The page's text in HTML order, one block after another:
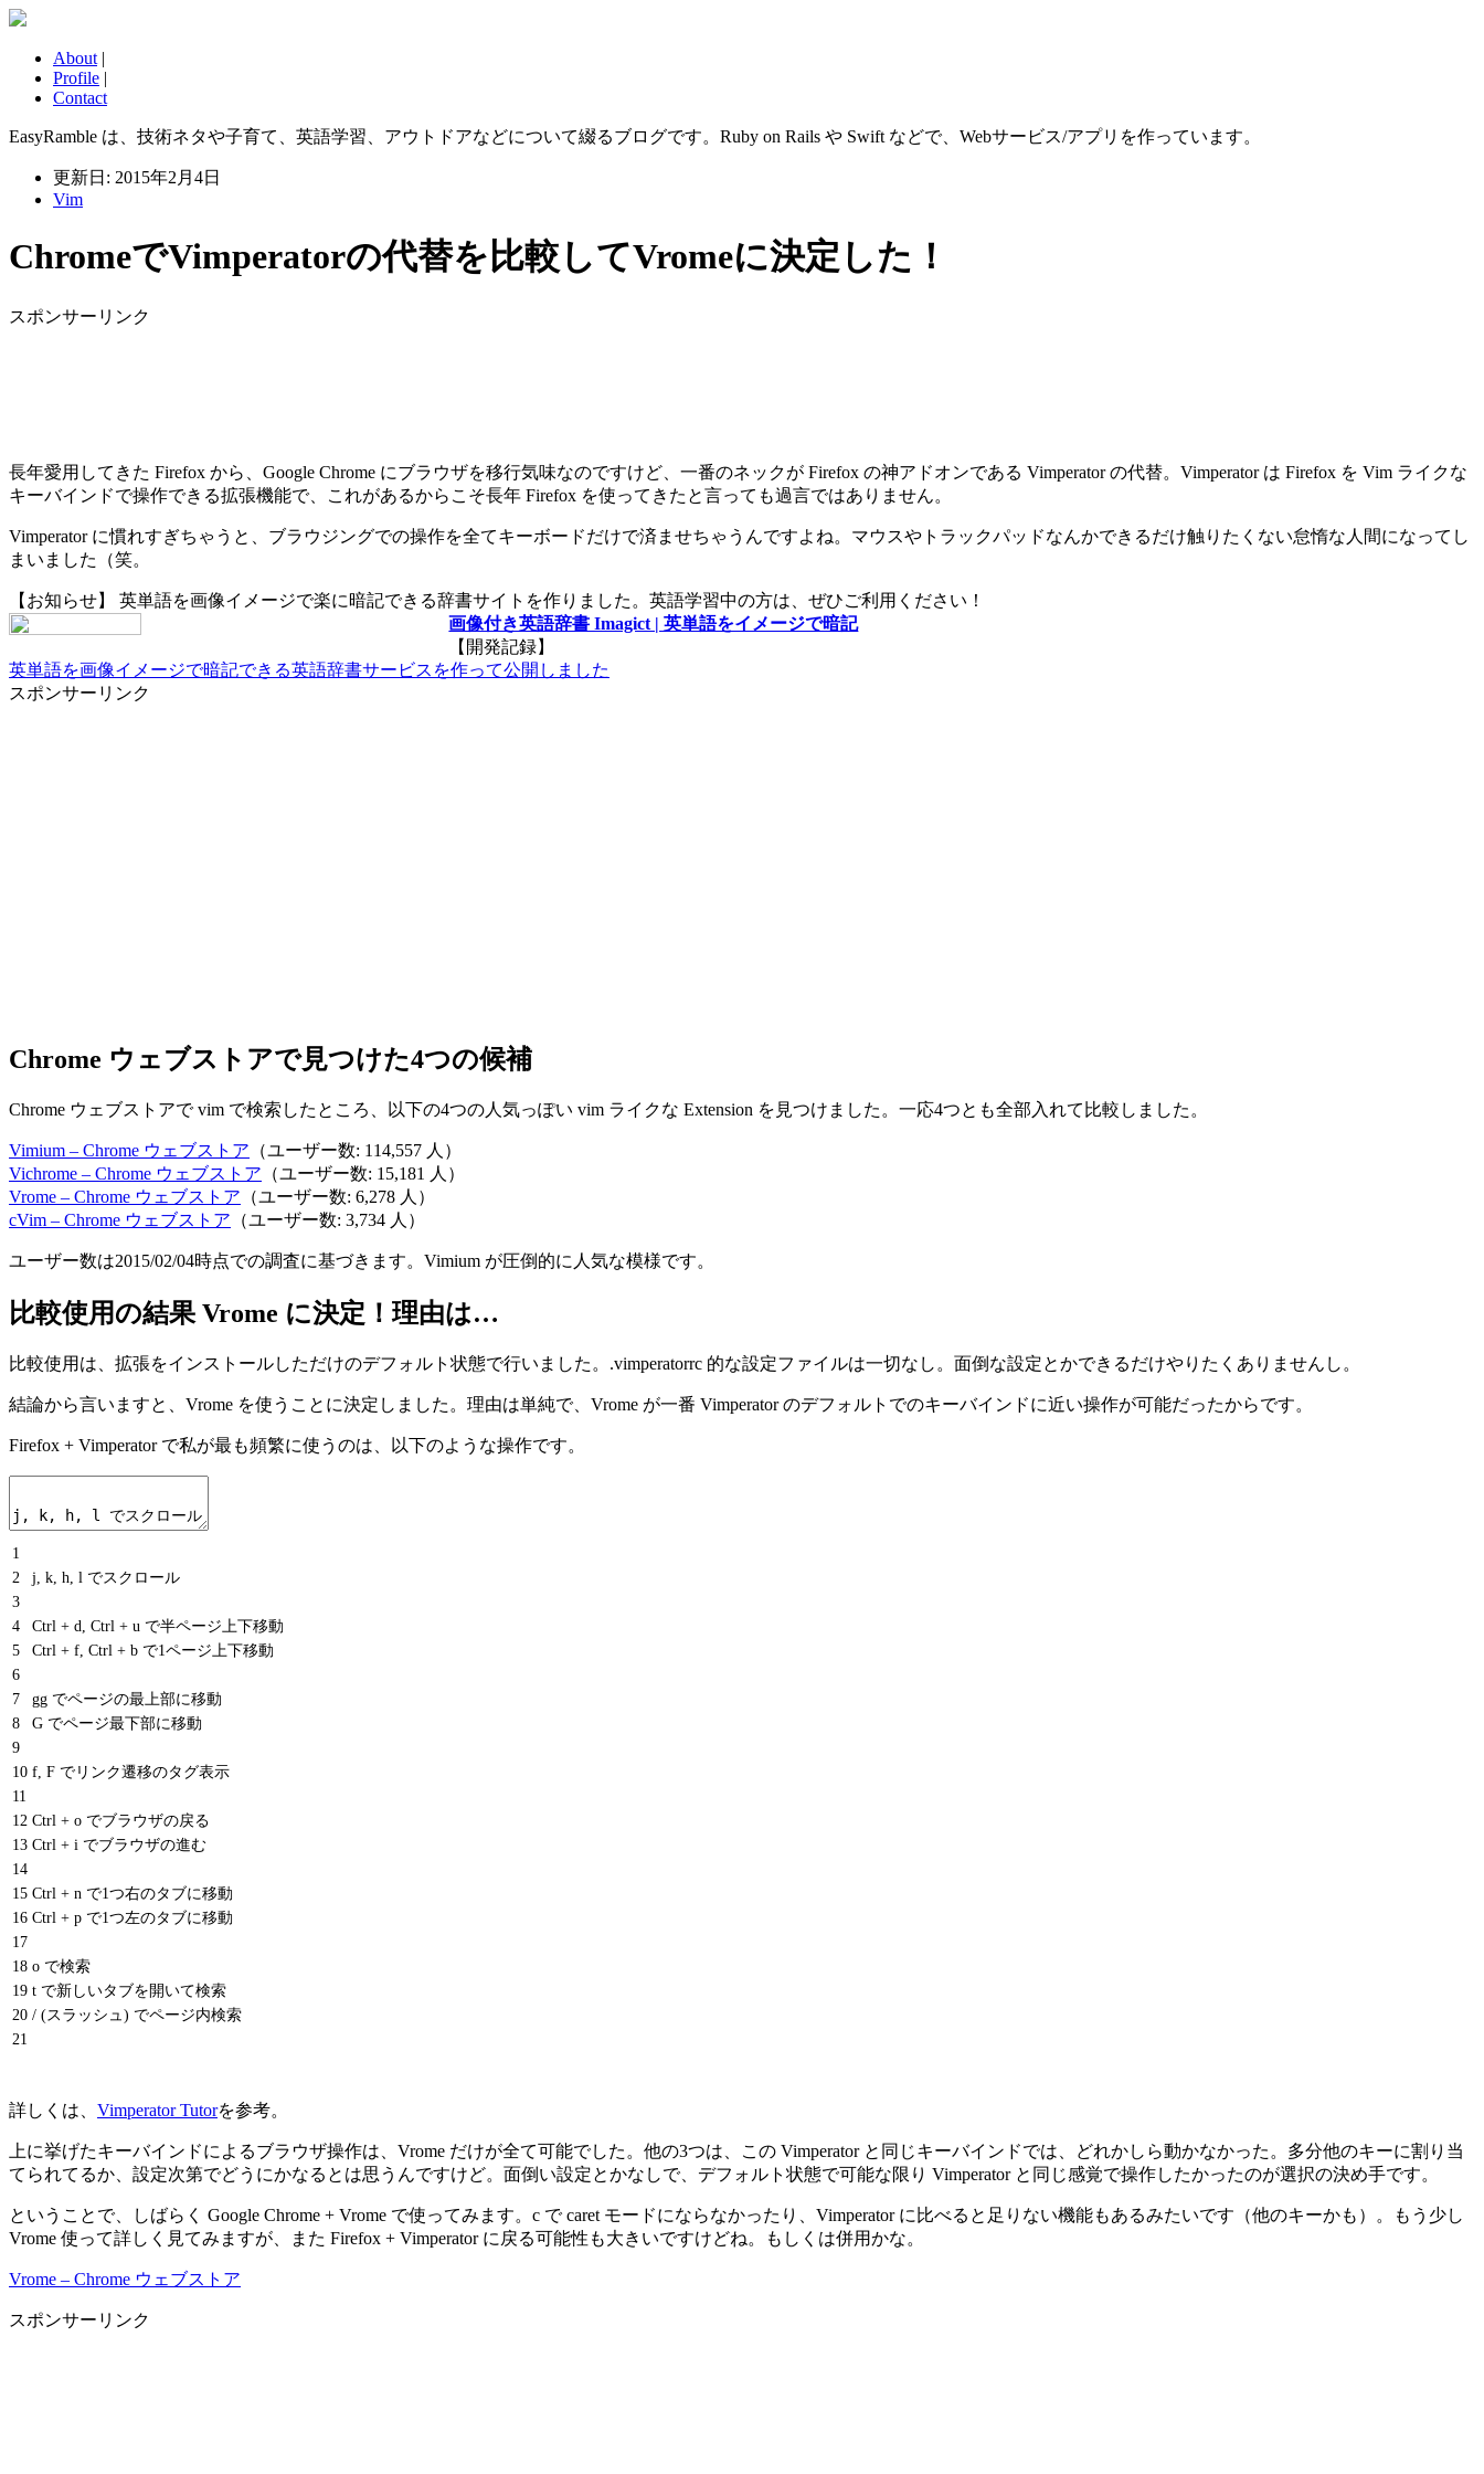
About |
Profile |
Contact
EasyRamble は、技術ネタや子育て、英語学習、アウトドアなどについて綴るブログです。Ruby on Rails や Swift などで、Webサービス/アプリを作っています。
更新日: 2015年2月4日
Vim
ChromeでVimperatorの代替を比較してVromeに決定した！
スポンサーリンク
長年愛用してきた Firefox から、Google Chrome にブラウザを移行気味なのですけど、一番のネックが Firefox の神アドオンである Vimperator の代替。Vimperator は Firefox を Vim ライクな
キーバインドで操作できる拡張機能で、これがあるからこそ長年 Firefox を使ってきたと言っても過言ではありません。
Vimperator に慣れすぎちゃうと、ブラウジングでの操作を全てキーボードだけで済ませちゃうんですよね。マウスやトラックパッドなんかできるだけ触りたくない怠惰な人間になってし
まいました（笑。
【お知らせ】 英単語を画像イメージで楽に暗記できる辞書サイトを作りました。英語学習中の方は、ぜひご利用ください！
画像付き英語辞書 Imagict | 英単語をイメージで暗記
【開発記録】
英単語を画像イメージで暗記できる英語辞書サービスを作って公開しました
スポンサーリンク
Chrome ウェブストアで見つけた4つの候補
Chrome ウェブストアで vim で検索したところ、以下の4つの人気っぽい vim ライクな Extension を見つけました。一応4つとも全部入れて比較しました。
Vimium – Chrome ウェブストア （ユーザー数: 114,557 人）
Vichrome – Chrome ウェブストア （ユーザー数: 15,181 人）
Vrome – Chrome ウェブストア （ユーザー数: 6,278 人）
cVim – Chrome ウェブストア （ユーザー数: 3,734 人）
ユーザー数は2015/02/04時点での調査に基づきます。Vimium が圧倒的に人気な模様です。
比較使用の結果 Vrome に決定！理由は…
比較使用は、拡張をインストールしただけのデフォルト状態で行いました。.vimperatorrc 的な設定ファイルは一切なし。面倒な設定とかできるだけやりたくありませんし。
結論から言いますと、Vrome を使うことに決定しました。理由は単純で、Vrome が一番 Vimperator のデフォルトでのキーバインドに近い操作が可能だったからです。
Firefox + Vimperator で私が最も頻繁に使うのは、以下のような操作です。
1
2
3
4
5
6
7
8
9
10
11
12
13
14
15
16
17
18
19
20
21
j, k, h, l でスクロール
Ctrl + d, Ctrl + u で半ページ上下移動
Ctrl + f, Ctrl + b で1ページ上下移動
gg でページの最上部に移動
G でページ最下部に移動
f, F でリンク遷移のタグ表示
Ctrl + o でブラウザの戻る
Ctrl + i でブラウザの進む
Ctrl + n で1つ右のタブに移動
Ctrl + p で1つ左のタブに移動
o で検索
t で新しいタブを開いて検索
/ (スラッシュ) でページ内検索
詳しくは、 Vimperator Tutorを参考。
上に挙げたキーバインドによるブラウザ操作は、Vrome だけが全て可能でした。他の3つは、この Vimperator と同じキーバインドでは、どれかしら動かなかった。多分他のキーに割り当
てられてるか、設定次第でどうにかなるとは思うんですけど。面倒い設定とかなしで、デフォルト状態で可能な限り Vimperator と同じ感覚で操作したかったのが選択の決め手です。
ということで、しばらく Google Chrome + Vrome で使ってみます。c で caret モードにならなかったり、Vimperator に比べると足りない機能もあるみたいです（他のキーかも）。もう少し
Vrome 使って詳しく見てみますが、また Firefox + Vimperator に戻る可能性も大きいですけどね。もしくは併用かな。
Vrome – Chrome ウェブストア
スポンサーリンク